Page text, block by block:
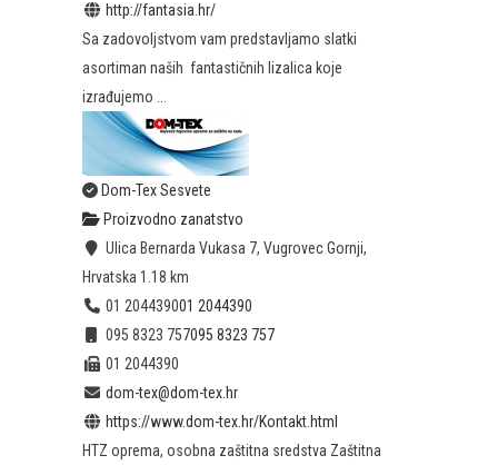
http://fantasia.hr/
Sa zadovoljstvom vam predstavljamo slatki
asortiman naših fantastičnih lizalica koje
izrađujemo ...
Dom-Tex Sesvete
Proizvodno zanatstvo
Ulica Bernarda Vukasa 7, Vugrovec Gornji,
Hrvatska1.18 km
01 204439001 2044390
095 8323 757095 8323 757
01 2044390
dom-tex@dom-tex.hr
https://www.dom-tex.hr/Kontakt.html
HTZ oprema, osobna zaštitna sredstva Zaštitna